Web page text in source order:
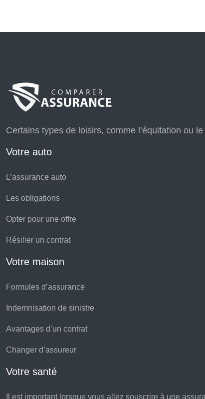
Certains types de loisirs, comme l’équitation ou
Votre auto
L’assurance auto
Les obligations
Opter pour une offre
Résilier un contrat
Votre maison
Formules d’assurance
Indemnisation de sinistre
Avantages d’un contrat
Changer d’assureur
Votre santé
Il est important lorsque vous allez souscrire à une